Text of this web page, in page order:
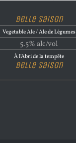
Belle Saison
Vegetable Ale / Ale de Légumes
5.5% alc/vol
À l'Abri de la tempête
Belle Saison